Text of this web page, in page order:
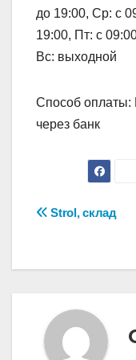
до 19:00, Ср: с
19:00, Пт: с
Вс: выходной
Способ оплаты:
через банк
Strol, склад